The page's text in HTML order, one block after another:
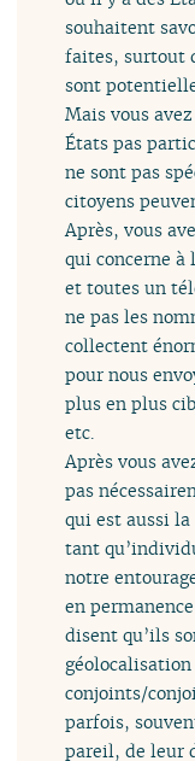
souhaitent
faites, surtout
sont
Mais vous
États pas
ne sont pas
citoyens
Après, vous
qui concerne à
et toutes un
ne pas les
collectent
pour nous
plus en plus
etc.
Après vous
pas
qui est aussi
tant
notre
en
disent qu’ils
conjoints/
parfois,
pareil, de leur